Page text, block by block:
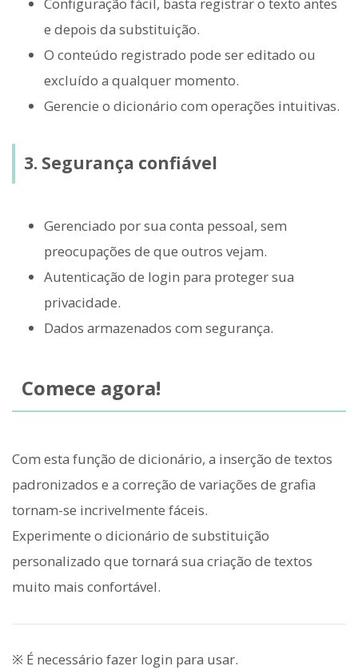
Configuração fácil, basta registrar o texto antes
e depois da substituição.
O conteúdo registrado pode ser editado ou
excluído a qualquer momento.
Gerencie o dicionário com operações intuitivas.
3. Segurança confiável
Gerenciado por sua conta pessoal, sem
preocupações de que outros vejam.
Autenticação de login para proteger sua
privacidade.
Dados armazenados com segurança.
Comece agora!
Com esta função de dicionário, a inserção de textos
padronizados e a correção de variações de grafia
tornam-se incrivelmente fáceis.
Experimente o dicionário de substituição
personalizado que tornará sua criação de textos
muito mais confortável.
※ É necessário fazer login para usar.